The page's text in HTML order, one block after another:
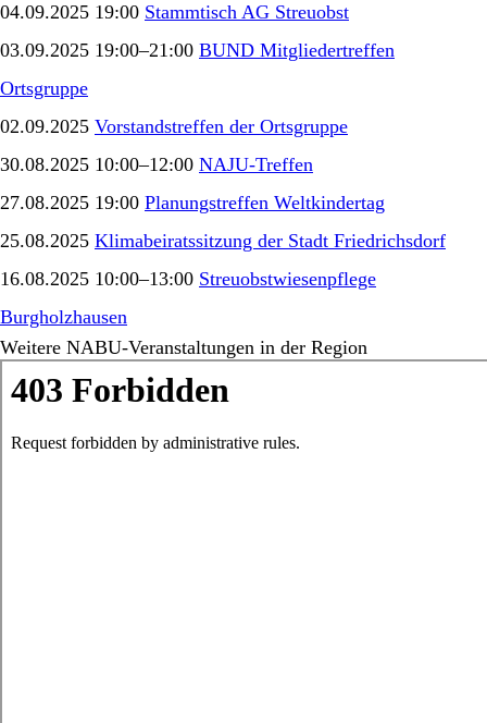
04.09.2025 19:00 Stammtisch AG Streuobst
03.09.2025 19:00–21:00 BUND Mitgliedertreffen
Ortsgruppe
02.09.2025 Vorstandstreffen der Ortsgruppe
30.08.2025 10:00–12:00 NAJU-Treffen
27.08.2025 19:00 Planungstreffen Weltkindertag
25.08.2025 Klimabeiratssitzung der Stadt Friedrichsdorf
16.08.2025 10:00–13:00 Streuobstwiesenpflege
Burgholzhausen
Weitere NABU-Veranstaltungen in der Region